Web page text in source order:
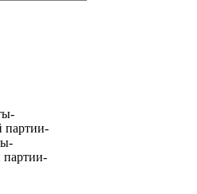
-
партии-
-
партии-